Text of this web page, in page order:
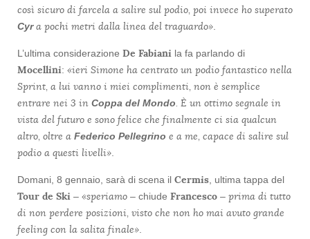
così sicuro di farcela a salire sul podio, poi invece ho superato
Cyra pochi metri dalla linea del traguardo»
L’ultima considerazione De Fabiani la fa parlando di
Mocellini: «ieri Simone ha centrato un podio fantastico nella
Sprint, a lui vanno i miei complimenti, non è semplice
entrare nei 3 in Coppa del Mondo. È un ottimo segnale in
vista del futuro e sono felice che finalmente ci sia qualcun
altro, oltre a Federico Pellegrino e a me, capace di salire sul
podio a questi livelli»
Domani, 8 gennaio, sarà di scena il Cermis , ultima tappa del
Tour de Ski – «speriamo – chiude Francesco – prima di tutto
di non perdere posizioni, visto che non ho mai avuto grande
feeling con la salita finale»